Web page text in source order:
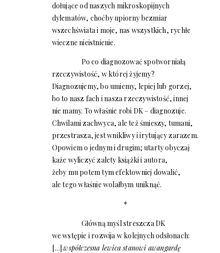
dołujące od naszych mikroskopijnych
dylematów, choćby upiorny bezmiar
wszechświata i moje, nas wszystkich, rychłe
wieczne nieistnienie.
Po co diagnozować spotworniałą
rzeczywistość, w której żyjemy?
Diagnozujemy, bo umiemy, lepiej lub gorzej,
bo to nasz fach i nasza rzeczywistość, innej
nie mamy. To właśnie robi DK – diagnozuje.
Chwilami zachwyca, ale też śmieszy, tumani,
przestrasza, jest wnikliwy i irytujący zarazem.
Opowiem o jednym i drugim; utarty obyczaj
każe wyliczyć zalety książki i autora,
żeby mu potem tym efektowniej dowalić,
ale tego właśnie wolałbym uniknąć.
*
Główną myśl streszcza DK
we wstępie i rozwija w kolejnych odsłonach:
[…]współczesna lewica stanowi awangardę